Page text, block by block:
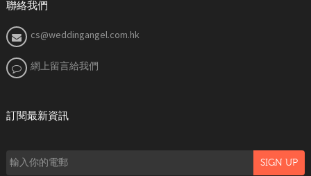
聯絡我們
cs@weddingangel.com.hk
網上留言給我們
訂閱最新資訊